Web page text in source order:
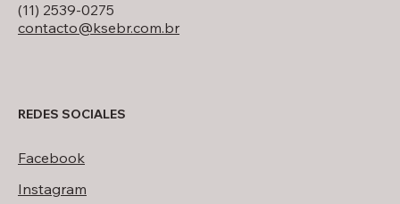
(11) 2539-0275
contacto@ksebr.com.br
REDES SOCIALES
Facebook
Instagram